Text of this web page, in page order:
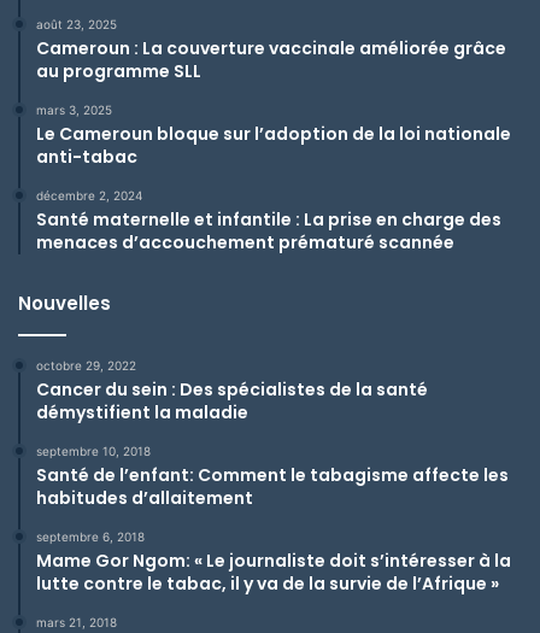
août 23, 2025
Cameroun : La couverture vaccinale améliorée grâce
au programme SLL
mars 3, 2025
Le Cameroun bloque sur l’adoption de la loi nationale
anti-tabac
décembre 2, 2024
Santé maternelle et infantile : La prise en charge des
menaces d’accouchement prématuré scannée
Nouvelles
octobre 29, 2022
Cancer du sein : Des spécialistes de la santé
démystifient la maladie
septembre 10, 2018
Santé de l’enfant: Comment le tabagisme affecte les
habitudes d’allaitement
septembre 6, 2018
Mame Gor Ngom: « Le journaliste doit s’intéresser à la
lutte contre le tabac, il y va de la survie de l’Afrique »
mars 21, 2018